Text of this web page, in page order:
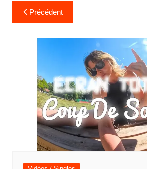
Navigation
de
l’article
Précédent